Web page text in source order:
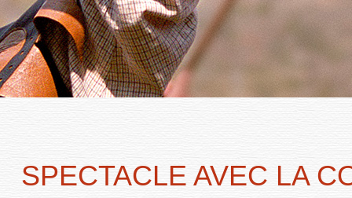
SPECTACLE AVEC LA